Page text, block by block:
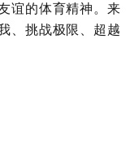
谊的体育精神。来
、挑战极限、超越